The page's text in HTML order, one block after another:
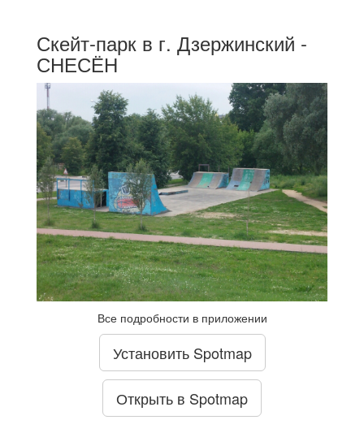
Скейт-парк в г. Дзержинский -
СНЕСЁН
Все подробности в приложении
Установить Spotmap
Открыть в Spotmap